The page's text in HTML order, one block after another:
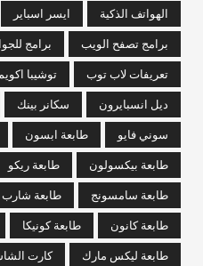
الهواتف الذكية
ايسر اسباير
برامج تصفح الويب
برامج
تعريفات لاب توب
توشيبا
ديل انسبايرون
سكانر بينك
سوني فايو
طابعة ابسون
طابعة بيكسولون
طابعة ريكو
طابعة سامسونج
طابعة شارب
طابعة كانون
طابعة كونيكا
طابعة ليكس مارك
كارت